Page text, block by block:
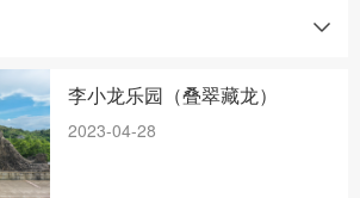
李小龙乐园（叠翠藏龙）
2023-04-28